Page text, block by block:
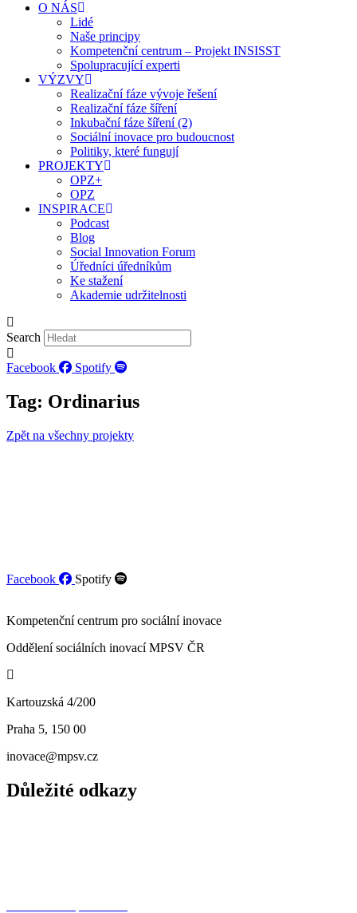
O NÁS
Lidé
Naše principy
Kompetenční centrum – Projekt INSISST
Spolupracující experti
VÝZVY
Realizační fáze vývoje řešení
Realizační fáze šíření
Inkubační fáze šíření (2)
Sociální inovace pro budoucnost
Politiky, které fungují
PROJEKTY
OPZ+
OPZ
INSPIRACE
Podcast
Blog
Social Innovation Forum
Úředníci úředníkům
Ke stažení
Akademie udržitelnosti
Search
Facebook Spotify
Tag: Ordinarius
Zpět na všechny projekty
Facebook
Spotify
Kompetenční centrum pro sociální inovace
Oddělení sociálních inovací MPSV ČR
Kartouzská 4/200
Praha 5, 150 00
inovace@mpsv.cz
Důležité odkazy